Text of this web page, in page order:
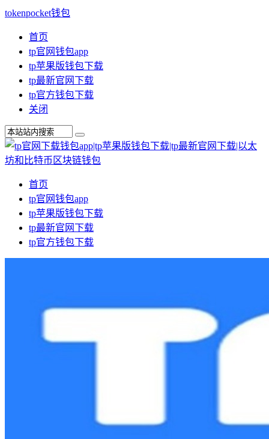
tokenpocket钱包
首页
tp官网钱包app
tp苹果版钱包下载
tp最新官网下载
tp官方钱包下载
关闭
首页
tp官网钱包app
tp苹果版钱包下载
tp最新官网下载
tp官方钱包下载